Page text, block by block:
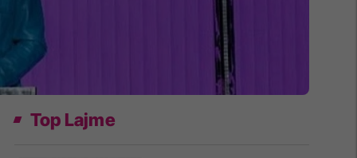
Top Lajme